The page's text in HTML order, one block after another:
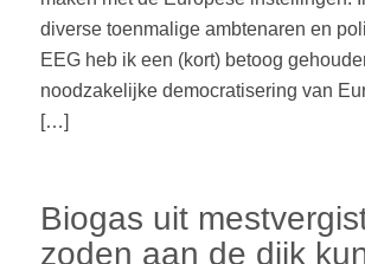
diverse toenmalige ambtenaren en
EEG heb ik een (kort) betoog
noodzakelijke democratisering van
[…]
Biogas uit
zoden aan de dijk